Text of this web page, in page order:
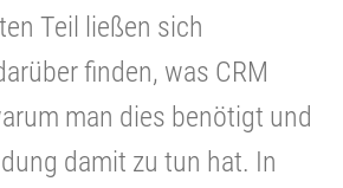
Teil ließen sich
finden, was CRM
man dies benötigt und
damit zu tun hat. In